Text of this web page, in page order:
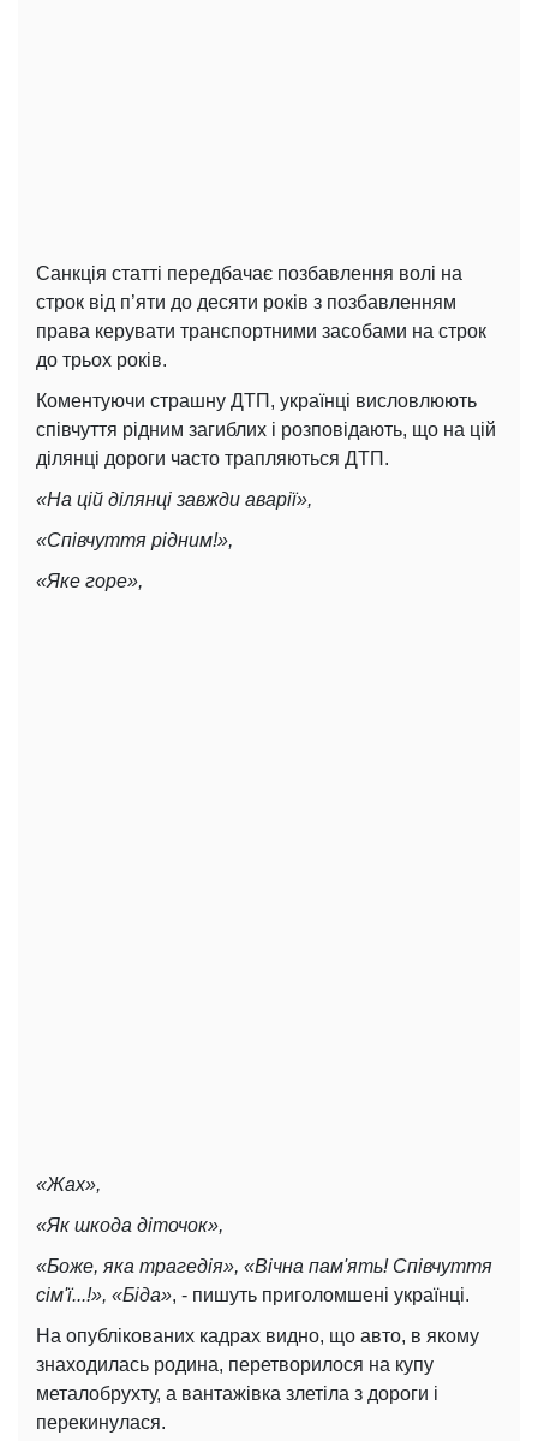
Санкція статті передбачає позбавлення волі на
строк від п’яти до десяти років з позбавленням
права керувати транспортними засобами на строк
до трьох років.
Коментуючи страшну ДТП, українці висловлюють
співчуття рідним загиблих і розповідають, що на цій
ділянці дороги часто трапляються ДТП.
«На цій ділянці завжди аварії»,
«Співчуття рідним!»,
«Яке горе»,
«Жах»,
«Як шкода діточок»,
«Боже, яка трагедія», «Вічна пам'ять! Співчуття
сім'ї...!», «Біда», - пишуть приголомшені українці.
На опублікованих кадрах видно, що авто, в якому
знаходилась родина, перетворилося на купу
металобрухту, а вантажівка злетіла з дороги і
перекинулася.